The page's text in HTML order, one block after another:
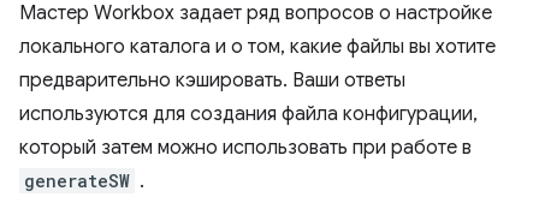
Мастер Workbox задает ряд вопросов о настройке
локального каталога и о том, какие файлы вы хотите
предварительно кэшировать. Ваши ответы
используются для создания файла конфигурации,
который затем можно использовать при работе в
generateSW .